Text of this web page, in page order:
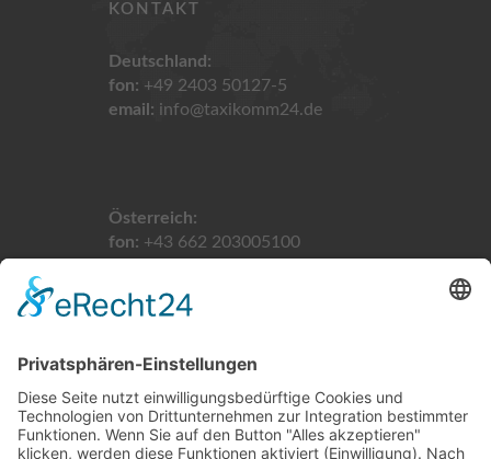
KONTAKT
Deutschland:
fon: +49 2403 50127-5
email: info@taxikomm24.de
Österreich:
fon: +43 662 203005100
Schweiz:
fon:+41 61 5113900